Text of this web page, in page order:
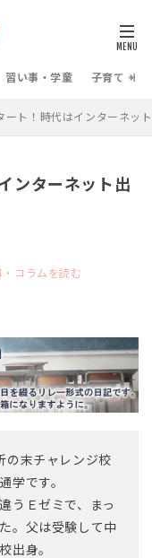
習い事・学童 子育て・教
ート！時代はインターネッ
ンターネット出
コラムを読む
の末チャレンジ校
学です。
うＥゼミで、まっ
。父は受験して中
出身。